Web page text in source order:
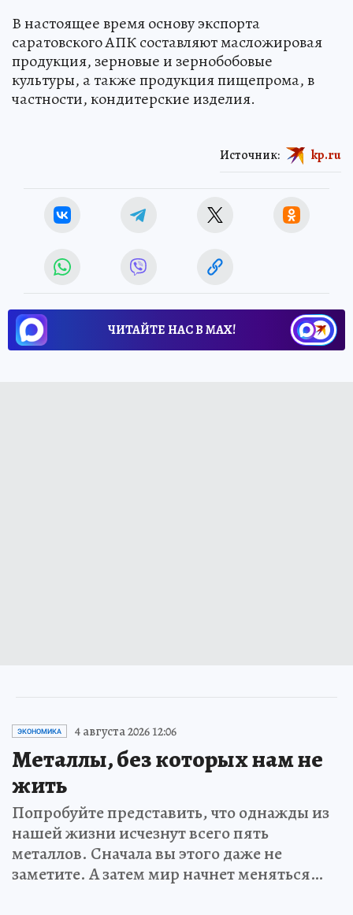
В настоящее время основу экспорта
саратовского АПК составляют масложировая
продукция, зерновые и зернобобовые
культуры, а также продукция пищепрома, в
частности, кондитерские изделия.
Источник: kp.ru
ЧИТАЙТЕ НАС В МАХ!
ЭКОНОМИКА 4 августа 2026 12:06
Металлы, без которых нам не
жить
Попробуйте представить, что однажды из
нашей жизни исчезнут всего пять
металлов. Сначала вы этого даже не
заметите. А затем мир начнет меняться…